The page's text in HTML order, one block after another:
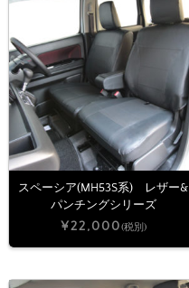
スペーシア(MH53S系) レザー&
パンチングシリーズ
¥22,000(税別)